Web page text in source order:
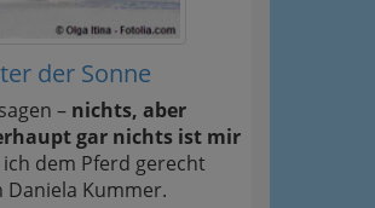
der Sonne
– nichts, aber
gar nichts ist mir
dem Pferd gerecht
Daniela Kummer.